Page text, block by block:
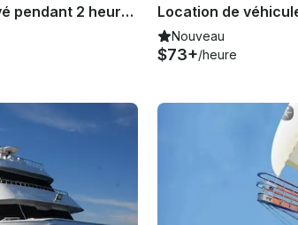
Bateau à moteur privé pendant 2 heures, visite de la côte avec transfert - Charm el-Cheikh
Nouveau
$73+/heure